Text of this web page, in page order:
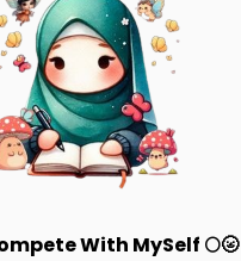
With MySelf 🌕🌝